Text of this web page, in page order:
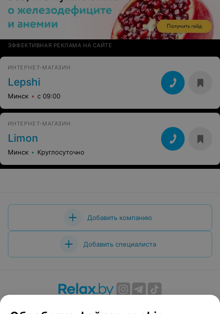
ЭФФЕКТИВНАЯ РЕКЛАМА НА САЙТЕ
ИНТЕРНЕТ-МАГАЗИН
Lepshi
Минск с 09:00
ИНТЕРНЕТ-МАГАЗИН
Limon
Минск Круглосуточно
Добавить компанию
Добавить специалиста